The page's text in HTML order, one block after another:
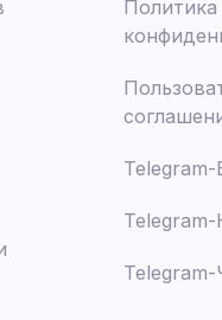
Политика
Telegram-
Telegram-
Telegram-